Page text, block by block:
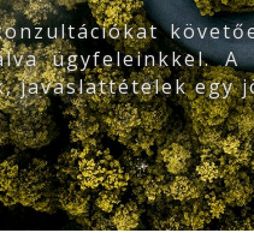
ügyfeleinkkel.
javaslattételek